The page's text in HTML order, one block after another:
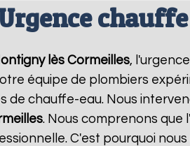
lès Cormeilles,
équipe de plombiers
de chauffe-eau. Nous
. Nous comprenons que
C'est pourquoi